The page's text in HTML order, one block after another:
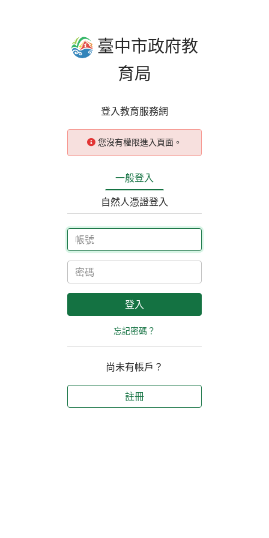
臺中市政府教
育局
登入教育服務網
您沒有權限進入頁面。
一般登入
自然人憑證登入
忘記密碼？
尚未有帳戶？
註冊